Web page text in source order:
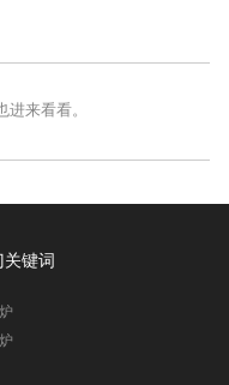
来看看。
关键词